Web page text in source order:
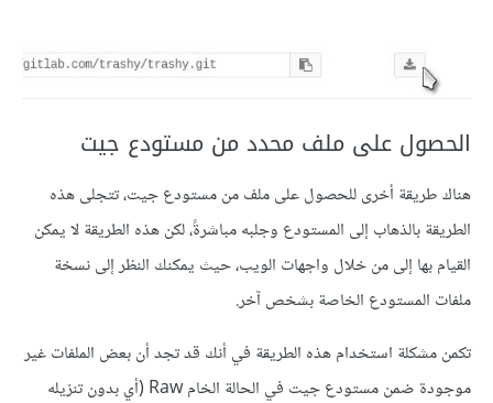
الحصول على ملف محدد من مستودع جيت
هناك طريقة أخرى للحصول على ملف من مستودع جيت، تتجلى هذه
الطريقة بالذهاب إلى المستودع وجلبه مباشرةً، لكن هذه الطريقة لا يمكن
القيام بها إلى من خلال واجهات الويب، حيث يمكنك النظر إلى نسخة
ملفات المستودع الخاصة بشخص آخر.
تكمن مشكلة استخدام هذه الطريقة في أنك قد تجد أن بعض الملفات غير
موجودة ضمن مستودع جيت في الحالة الخام Raw (أي بدون تنزيله